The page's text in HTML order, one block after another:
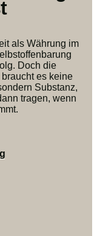
als Währung im
Doch die
es keine
Substanz,
tragen, wenn